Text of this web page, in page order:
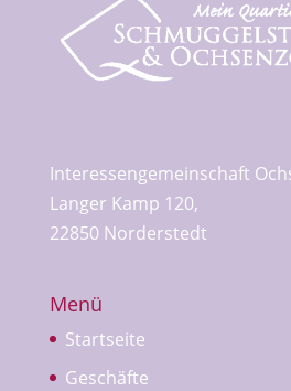
Interessengemeinschaft
Langer Kamp 120,
22850 Norderstedt
Menü
Startseite
Geschäfte